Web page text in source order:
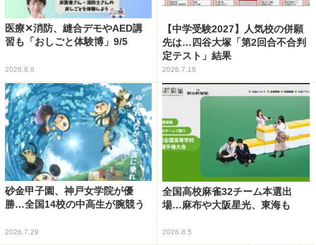
医療✕消防、縫合デモやAED講
習も「おしごと体験博」9/5
2026.8.6
【中学受験2027】人気校の併願
先は…四谷大塚「第2回合不合判
定テスト」結果
2026.7.16
砂金甲子園、神戸女学院が優
勝…全国14校の中高生が腕競う
2026.7.29
全国高校麻雀32チーム本選出
場…麻布や大阪星光、東海も
2026.8.5